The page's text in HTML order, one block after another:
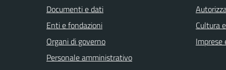
Documenti e dati
Enti e fondazioni
Organi di governo
Personale amministrativo
Cultura
Imprese